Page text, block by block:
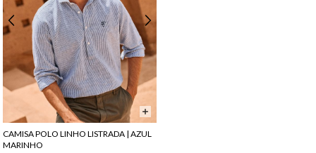
CAMISA POLO LINHO LISTRADA | AZUL
MARINHO